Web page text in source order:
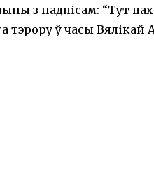
з надпісам: “Тут
ў часы